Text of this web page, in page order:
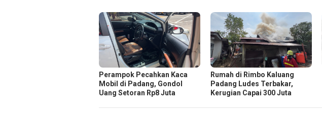
Perampok Pecahkan Kaca
Mobil di Padang, Gondol
Uang Setoran Rp8 Juta
Rumah di Rimbo Kaluang
Padang Ludes Terbakar,
Kerugian Capai 300 Juta